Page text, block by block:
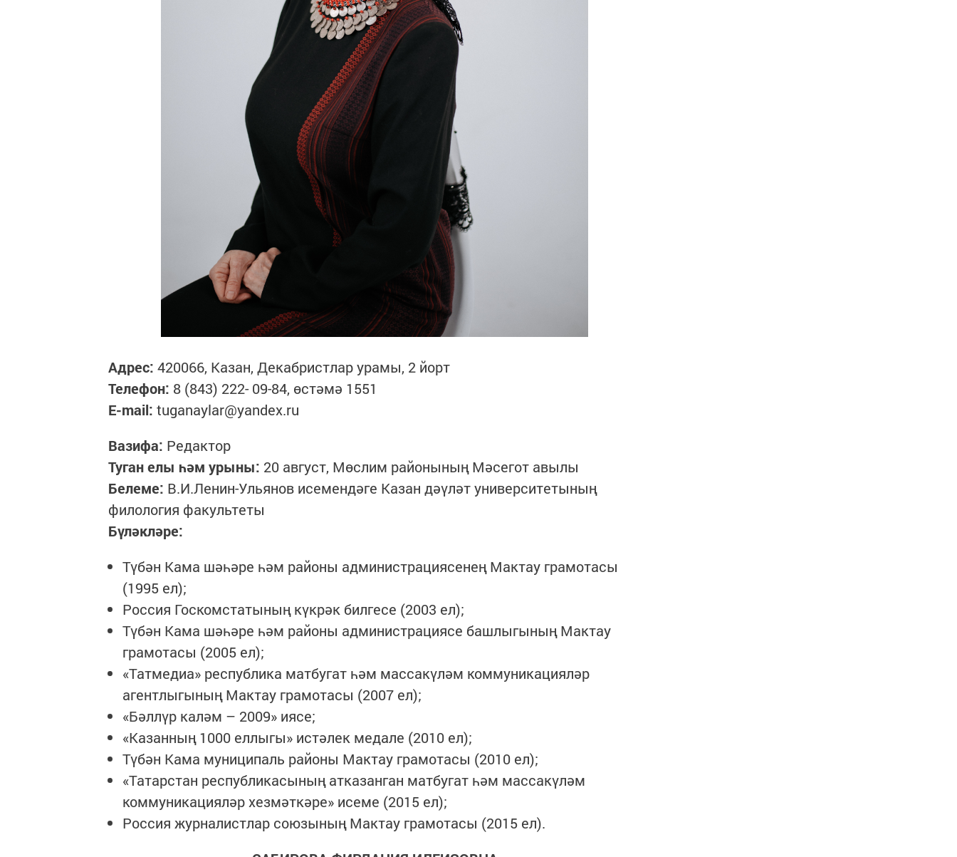
Адрес: 420066, Казан, Декабристлар урамы, 2 йорт
Телефон: 8 (843) 222- 09-84, өстәмә 1551
E-mail: tuganaylar@yandex.ru
Вазифа: Редактор
Туган елы һәм урыны: 20 август, Мөслим районының Мәсегот авылы
Белеме: В.И.Ленин-Ульянов исемендәге Казан дәүләт университетының
филология факультеты
Бүләкләре:
Түбән Кама шәһәре һәм районы администрациясенең Мактау грамотасы
(1995 ел);
Россия Госкомстатының күкрәк билгесе (2003 ел);
Түбән Кама шәһәре һәм районы администрациясе башлыгының Мактау
грамотасы (2005 ел);
«Татмедиа» республика матбугат һәм массакүләм коммуникацияләр
агентлыгының Мактау грамотасы (2007 ел);
«Бәллүр каләм – 2009» иясе;
«Казанның 1000 еллыгы» истәлек медале (2010 ел);
Түбән Кама муниципаль районы Мактау грамотасы (2010 ел);
«Татарстан республикасының атказанган матбугат һәм массакүләм
коммуникацияләр хезмәткәре» исеме (2015 ел);
Россия журналистлар союзының Мактау грамотасы (2015 ел).